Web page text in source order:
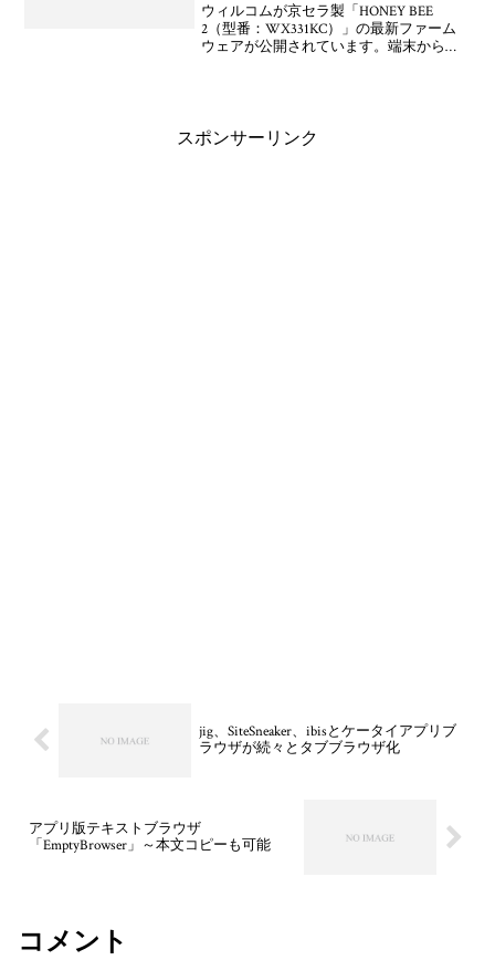
ウィルコムが京セラ製「HONEY BEE
2（型番：WX331KC）」の最新ファーム
ウェアが公開されています。端末からの
スポンサーリンク
jig、SiteSneaker、ibisとケータイアプリブ
ラウザが続々とタブブラウザ化
アプリ版テキストブラウザ
「EmptyBrowser」～本文コピーも可能
コメント